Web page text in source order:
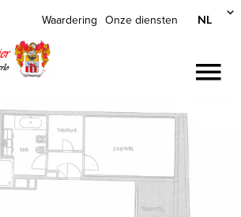
Waardering Onze diensten NL